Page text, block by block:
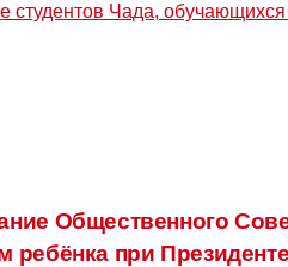
студентов Чада,
Общественного
ребёнка при